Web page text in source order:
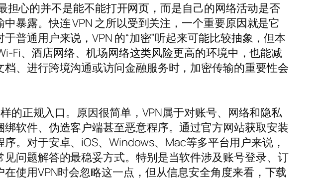
担心的并不是能不能打开网页，而是自己的网络活动是否
暴露。快连 VPN 之所以受到关注，一个重要原因就是它
普通用户来说，VPN 的“加密”听起来可能比较抽象，但本
Fi、酒店网络、机场网络这类风险更高的环境中，也能减
、进行跨境沟通或访问金融服务时，加密传输的重要性会
的正规入口。原因很简单，VPN属于对账号、网络和隐私
软件、伪造客户端甚至恶意程序。通过官方网站获取安装
。对于安卓、iOS、Windows、Mac等多平台用户来说，
问题解答的最稳妥方式。特别是当软件涉及账号登录、订
使用VPN时会忽略这一点，但从信息安全角度来看，下载